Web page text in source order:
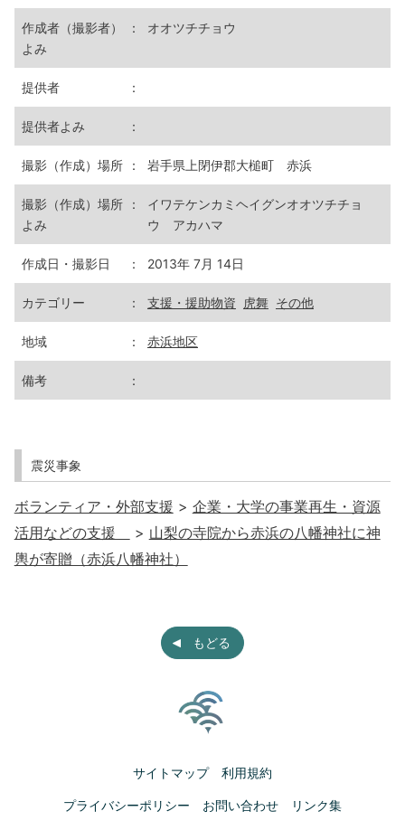
作成者（撮影者）
よみ
： オオツチチョウ
提供者 ：
提供者よみ ：
撮影（作成）場所 ： 岩手県上閉伊郡大槌町 赤浜
撮影（作成）場所
よみ
：
イワテケンカミヘイグンオオツチチョ
ウ アカハマ
作成日・撮影日 ： 2013年 7月 14日
カテゴリー ： 支援・援助物資 虎舞 その他
地域 ： 赤浜地区
備考 ：
震災事象
ボランティア・外部支援 > 企業・大学の事業再生・資源
活用などの支援
> 山梨の寺院から赤浜の八幡神社に神
輿が寄贈（赤浜八幡神社）
もどる
サイトマップ 利用規約
プライバシーポリシー お問い合わせ リンク集